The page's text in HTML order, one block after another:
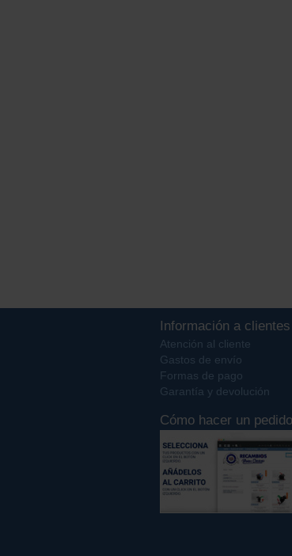
Información a clientes
Atención al cliente
Gastos de envío
Formas de pago
Garantía y devolución
Cómo hacer un pedido